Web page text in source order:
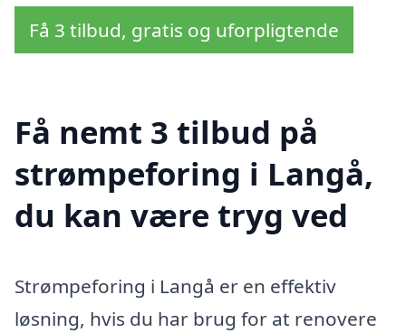
Få 3 tilbud, gratis og uforpligtende
Få nemt 3 tilbud på
strømpeforing i Langå,
du kan være tryg ved
Strømpeforing i Langå er en effektiv
løsning, hvis du har brug for at renovere